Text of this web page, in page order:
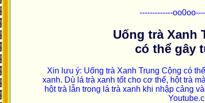
-------------
Uống trà Xanh
có thể gây
Xin lưu ý: Uống trà Xanh Trung Cộng có
xanh. Dù lá trà xanh tốt cho cơ thể, hột trà
hột trà lẫn trong lá trà xanh khi nhập cảng